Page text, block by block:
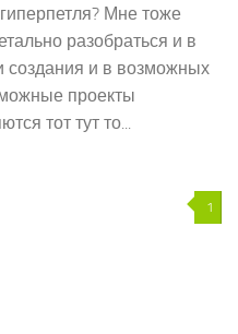
Мне тоже
разобраться и в
создания и в возможных
проекты
тот тут то...
1